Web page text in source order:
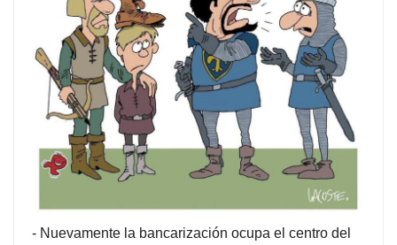
- Nuevamente la bancarización ocupa el centro del